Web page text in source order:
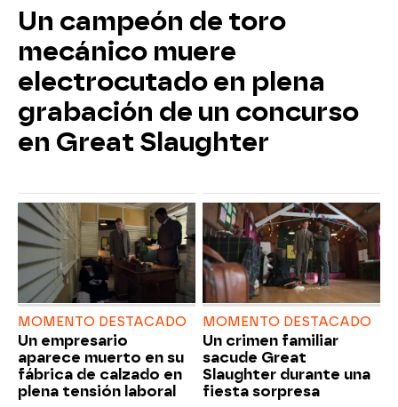
Un campeón de toro
mecánico muere
electrocutado en plena
grabación de un concurso
en Great Slaughter
MOMENTO DESTACADO
Un empresario
aparece muerto en su
fábrica de calzado en
plena tensión laboral
MOMENTO DESTACADO
Un crimen familiar
sacude Great
Slaughter durante una
fiesta sorpresa